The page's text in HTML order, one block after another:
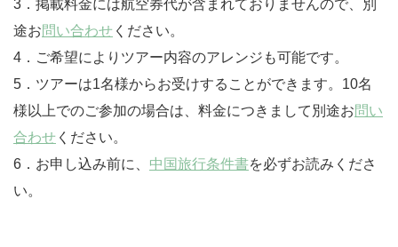
3．掲載料金には航空券代が含まれておりませんので、別
途お問い合わせ ください。
4．ご希望によりツアー内容のアレンジも可能です。
5．ツアーは1名様からお受けすることができます。10名
様以上でのご参加の場合は、料金につきまして別途お問い
合わせ ください。
6．お申し込み前に、 中国旅行条件書を必ずお読みくださ
い。